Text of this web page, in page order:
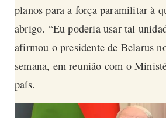
planos para a força paramilitar à
abrigo. “Eu poderia usar tal
afirmou o presidente de Belarus
semana, em reunião com o
país.